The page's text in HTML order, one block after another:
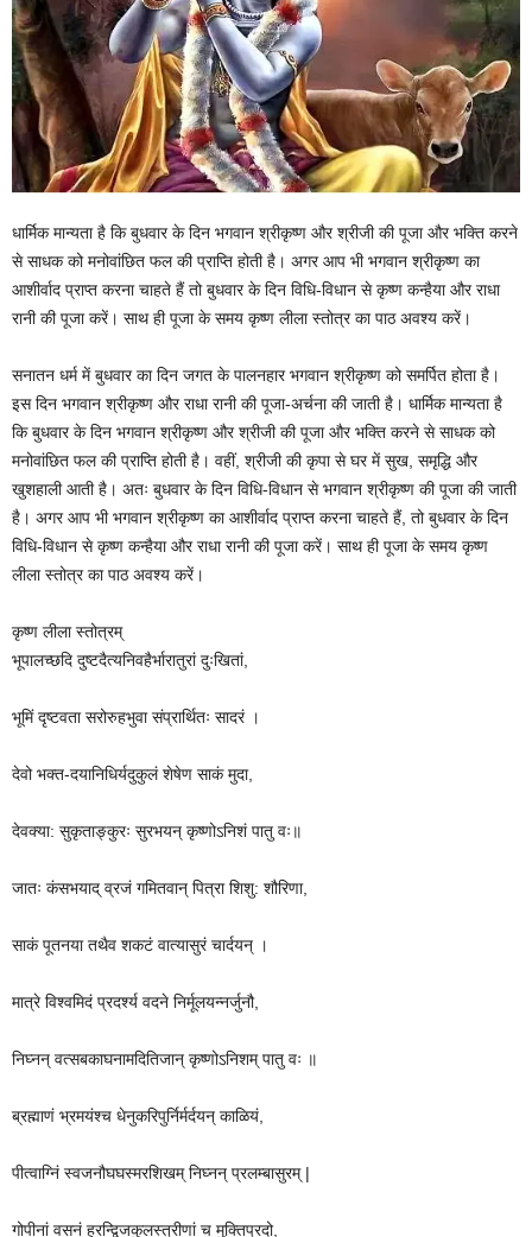
धार्मिक मान्यता है कि बुधवार के दिन भगवान श्रीकृष्ण और श्रीजी की पूजा और भक्ति करने
से साधक को मनोवांछित फल की प्राप्ति होती है। अगर आप भी भगवान श्रीकृष्ण का
आशीर्वाद प्राप्त करना चाहते हैं तो बुधवार के दिन विधि-विधान से कृष्ण कन्हैया और राधा
रानी की पूजा करें। साथ ही पूजा के समय कृष्ण लीला स्तोत्र का पाठ अवश्य करें।
सनातन धर्म में बुधवार का दिन जगत के पालनहार भगवान श्रीकृष्ण को समर्पित होता है।
इस दिन भगवान श्रीकृष्ण और राधा रानी की पूजा-अर्चना की जाती है। धार्मिक मान्यता है
कि बुधवार के दिन भगवान श्रीकृष्ण और श्रीजी की पूजा और भक्ति करने से साधक को
मनोवांछित फल की प्राप्ति होती है। वहीं, श्रीजी की कृपा से घर में सुख, समृद्धि और
खुशहाली आती है। अतः बुधवार के दिन विधि-विधान से भगवान श्रीकृष्ण की पूजा की जाती
है। अगर आप भी भगवान श्रीकृष्ण का आशीर्वाद प्राप्त करना चाहते हैं, तो बुधवार के दिन
विधि-विधान से कृष्ण कन्हैया और राधा रानी की पूजा करें। साथ ही पूजा के समय कृष्ण
लीला स्तोत्र का पाठ अवश्य करें।
कृष्ण लीला स्तोत्रम्
भूपालच्छदि दुष्टदैत्यनिवहैर्भारातुरां दुःखितां,
भूमिं दृष्टवता सरोरुहभुवा संप्रार्थितः सादरं ।
देवो भक्त-दयानिधिर्यदुकुलं शेषेण साकं मुदा,
देवक्या: सुकृताङ्कुरः सुरभयन् कृष्णोऽनिशं पातु वः॥
जातः कंसभयाद् व्रजं गमितवान् पित्रा शिशु: शौरिणा,
साकं पूतनया तथैव शकटं वात्यासुरं चार्दयन् ।
मात्रे विश्वमिदं प्रदर्श्य वदने निर्मूलयन्नर्जुनौ,
निघ्नन् वत्सबकाघनामदितिजान् कृष्णोऽनिशम् पातु वः ॥
ब्रह्माणं भ्रमयंश्च धेनुकरिपुर्निर्मर्दयन् काळियं,
पीत्वाग्निं स्वजनौघघस्मरशिखम् निघ्नन् प्रलम्बासुरम् |
गोपीनां वसनं हरन्द्विजकुलस्त्रीणां च मुक्तिप्रदो,